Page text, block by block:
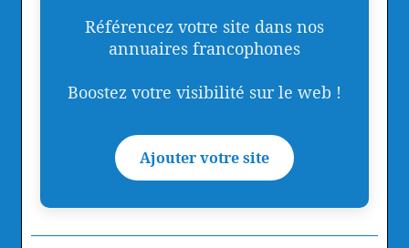
Référencez votre site dans nos
annuaires francophones
Boostez votre visibilité sur le web !
Ajouter votre site